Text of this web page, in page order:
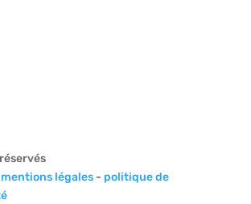
mentions légales - politique de